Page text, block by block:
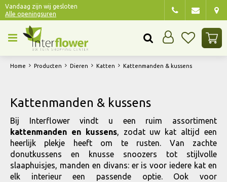
Home Producten Dieren Katten Kattenmanden & kussens
Vandaag zijn wij gesloten
Alle openingsuren
Kattenmanden & kussens
Bij Interflower vindt u een ruim assortiment
kattenmanden en kussens, zodat uw kat altijd een
heerlijk plekje heeft om te rusten. Van zachte
donutkussens en knusse snoozers tot stijlvolle
slaaphuisjes, manden en divans: er is voor iedere kat en
elk interieur een passende optie. Ook voor